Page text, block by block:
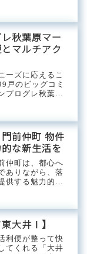
ン）」や「浅
ャーの震源地に
若...
秋葉原マー
マルチアク
ーズに応えるこ
戸のビッグコミ
プログレ秋葉原
せたお部屋選び
は観光地として
前仲町 物件
な新生活を
仲町は、都心へ
ありながら、落
供する魅力的な
をサポートする
の記事では、ク
大井Ⅰ】
便が整って快
てくれる「大井